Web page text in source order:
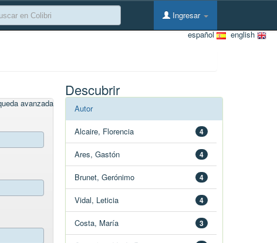
Ingresar
english
español
avanzada
Descubrir
Autor
4
Alcaire, Florencia
4
Ares, Gastón
4
Brunet, Gerónimo
4
Vidal, Leticia
3
Costa, María